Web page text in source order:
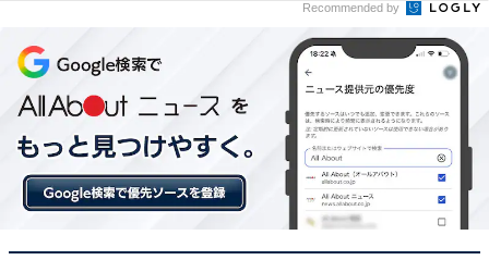
驚くほどバッテリーが長持ちするので旅行でも充電
器いらずで大活躍です
ノイズキャンセリングが非常に自然で耳が疲れにく
く長時間の作業に最適です
Recommended by